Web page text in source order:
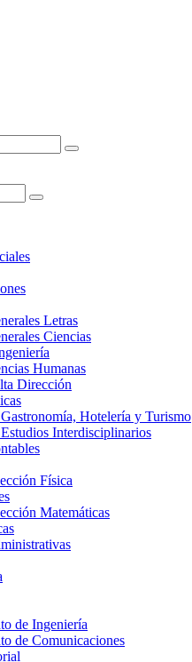
Letras
Ciencias
Humanas
Dirección
Hotelería y Turismo
Interdisciplinarios
Física
Matemáticas
de Ingeniería
de Comunicaciones